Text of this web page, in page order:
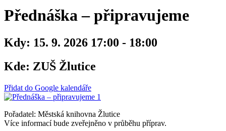
Přednáška – připravujeme
Kdy: 15. 9. 2026 17:00 - 18:00
Kde: ZUŠ Žlutice
Přidat do Google kalendáře
Pořadatel: Městská knihovna Žlutice
Více informací bude zveřejněno v průběhu příprav.